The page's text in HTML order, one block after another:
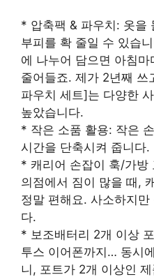
* 압축팩 & 파우치: 옷을
부피를 확 줄일 수 있습
에 나누어 담으면 아침
줄어들죠. 제가 2년째 쓰
파우치 세트]는 다양한
높았습니다.
* 작은 소품 활용: 작은
시간을 단축시켜 줍니다.
* 캐리어 손잡이 훅/가방
의점에서 짐이 많을 때,
정말 편해요. 사소하지
다.
* 보조배터리 2개 이상
투스 이어폰까지… 동시
니, 포트가 2개 이상인